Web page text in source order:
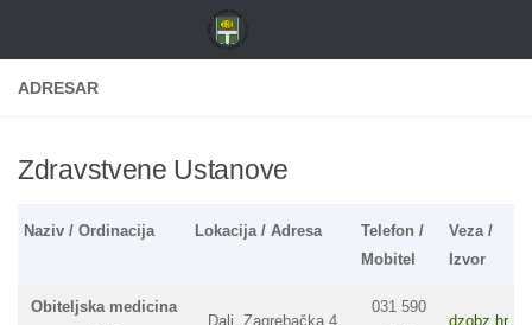
ADRESAR
Zdravstvene Ustanove
Naziv / Ordinacija Lokacija / Adresa
Telefon /
Mobitel
Veza /
Izvor
Obiteljska medicina
Dalj, Zagrebačka 4
031 590
dzobz.hr